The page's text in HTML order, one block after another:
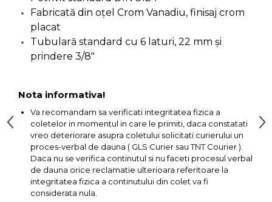
Capre & Suporti Auto
Pat Mobil Auto
Cric Hidraulic
Chei Tubulare
Multimetru Digital
Bara Tractare Auto
(combustibil)
Presa Hidraulica Tinichigerie
Fabricată din oțel Crom Vanadiu, finisaj crom
placat
Tubulară standard cu 6 laturi, 22 mm și
prindere 3/8"
Nota informativa!
Va recomandam sa verificati integritatea fizica a
coletelor in momentul in care le primiti, daca constatati
vreo deteriorare asupra coletului solicitati curierului un
proces-verbal de dauna ( GLS Curier sau TNT Courier ).
Daca nu se verifica continutul si nu faceti procesul verbal
de dauna orice reclamatie ulterioara referitoare la
integritatea fizica a continutului din colet va fi
considerata nula.